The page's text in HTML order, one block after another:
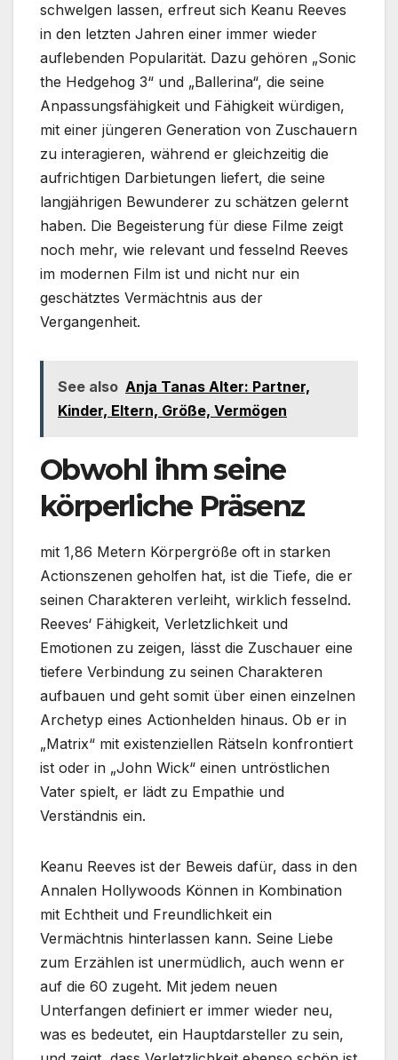
schwelgen lassen, erfreut sich Keanu Reeves
in den letzten Jahren einer immer wieder
auflebenden Popularität. Dazu gehören „Sonic
the Hedgehog 3“ und „Ballerina“, die seine
Anpassungsfähigkeit und Fähigkeit würdigen,
mit einer jüngeren Generation von Zuschauern
zu interagieren, während er gleichzeitig die
aufrichtigen Darbietungen liefert, die seine
langjährigen Bewunderer zu schätzen gelernt
haben. Die Begeisterung für diese Filme zeigt
noch mehr, wie relevant und fesselnd Reeves
im modernen Film ist und nicht nur ein
geschätztes Vermächtnis aus der
Vergangenheit.
See also Anja Tanas Alter: Partner,
Kinder, Eltern, Größe, Vermögen
Obwohl ihm seine
körperliche Präsenz
mit 1,86 Metern Körpergröße oft in starken
Actionszenen geholfen hat, ist die Tiefe, die er
seinen Charakteren verleiht, wirklich fesselnd.
Reeves‘ Fähigkeit, Verletzlichkeit und
Emotionen zu zeigen, lässt die Zuschauer eine
tiefere Verbindung zu seinen Charakteren
aufbauen und geht somit über einen einzelnen
Archetyp eines Actionhelden hinaus. Ob er in
„Matrix“ mit existenziellen Rätseln konfrontiert
ist oder in „John Wick“ einen untröstlichen
Vater spielt, er lädt zu Empathie und
Verständnis ein.
Keanu Reeves ist der Beweis dafür, dass in den
Annalen Hollywoods Können in Kombination
mit Echtheit und Freundlichkeit ein
Vermächtnis hinterlassen kann. Seine Liebe
zum Erzählen ist unermüdlich, auch wenn er
auf die 60 zugeht. Mit jedem neuen
Unterfangen definiert er immer wieder neu,
was es bedeutet, ein Hauptdarsteller zu sein,